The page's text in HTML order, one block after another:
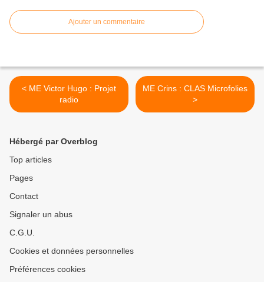
Ajouter un commentaire
< ME Victor Hugo : Projet
radio
ME Crins : CLAS Microfolies
>
Hébergé par Overblog
Top articles
Pages
Contact
Signaler un abus
C.G.U.
Cookies et données personnelles
Préférences cookies